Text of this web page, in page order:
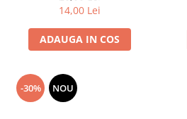
14,00 Lei
ADAUGA IN COS
-30% NOU